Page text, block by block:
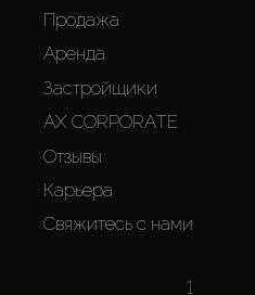
Продажа
Аренда
Застройщики
AX CORPORATE
Отзывы
Карьера
Свяжитесь с нами
1